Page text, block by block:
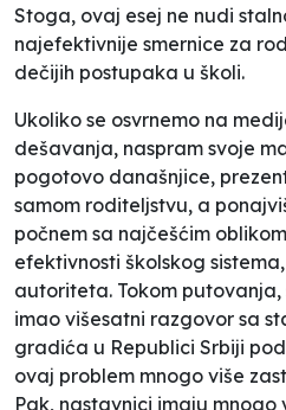
Stoga, ovaj esej ne nudi
najefektivnije smernice za
dečijih postupaka u školi.
Ukoliko se osvrnemo na
dešavanja, naspram svoje
pogotovo današnjice,
samom roditeljstvu, a
počnem sa najčešćim
efektivnosti školskog
autoriteta. Tokom
imao višesatni razgovor sa
gradića u Republici Srbiji
ovaj problem mnogo više
Pak, nastavnici imaju mnogo